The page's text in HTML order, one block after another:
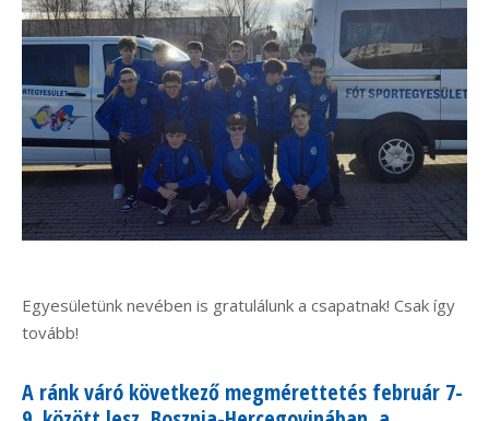
Egyesületünk nevében is gratulálunk a csapatnak! Csak így
tovább!
A ránk váró következő megmérettetés február 7-